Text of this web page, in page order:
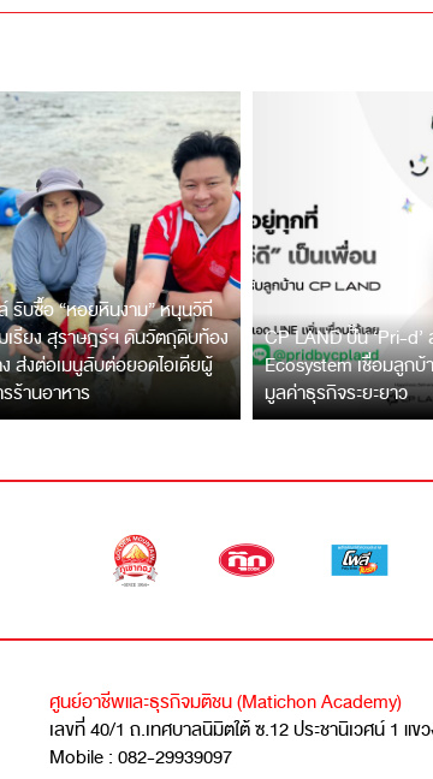
ล์ รับซื้อ “หอยหินงาม” หนุนวิถี
รียง สุราษฎร์ฯ ดันวัตถุดิบท้อง
ส่งต่อเมนูลับต่อยอดไอเดียผู้
ร้านอาหาร
CP LAND ปั้น ‘Pri-
Ecosystem เชื่อมลูก
มูลค่าธุรกิจระยะยาว
ศูนย์อาชีพและธุรกิจมติชน (Matichon Academy)
เลขที่ 40/1 ถ.เทศบาลนิมิตใต้ ซ.12 ประชานิเวศน์ 1 แ
Mobile : 082-29939097